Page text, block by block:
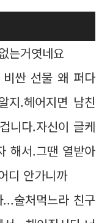
는거엿네요
싼 선물 왜 퍼다
지.헤어지면 남친
니다.자신이 글케
해서.그땐 열받아
디 안가니까
술처먹느라 친구